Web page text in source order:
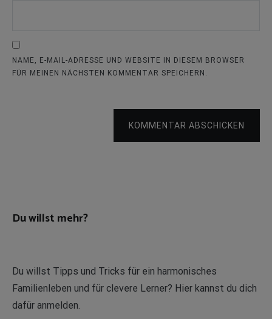
NAME, E-MAIL-ADRESSE UND WEBSITE IN DIESEM BROWSER
FÜR MEINEN NÄCHSTEN KOMMENTAR SPEICHERN.
KOMMENTAR ABSCHICKEN
Du willst mehr?
Du willst Tipps und Tricks für ein harmonisches
Familienleben und für clevere Lerner? Hier kannst du dich
dafür anmelden.